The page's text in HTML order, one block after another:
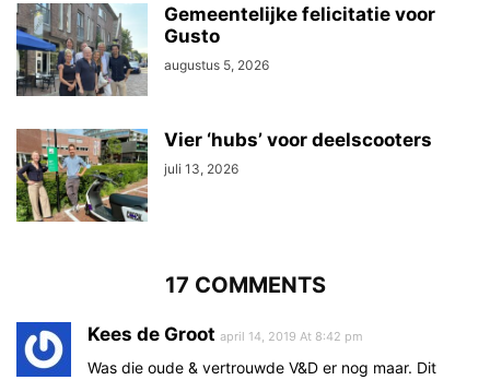
Gemeentelijke felicitatie voor
Gusto
augustus 5, 2026
Vier ‘hubs’ voor deelscooters
juli 13, 2026
17 COMMENTS
Kees de Groot april 14, 2019 At 8:42 pm
Was die oude & vertrouwde V&D er nog maar. Dit